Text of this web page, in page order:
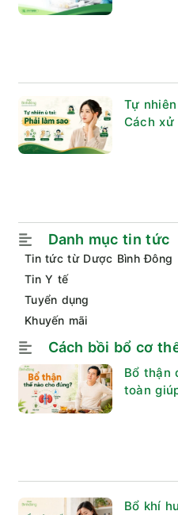
Tự
Cách
Danh mục tin tức
Tin tức từ Dược Bình Đông
Tin Y tế
Tuyển dụng
Khuyến mãi
Cách bồi bổ cơ
Bổ thận
toàn
Bổ khí